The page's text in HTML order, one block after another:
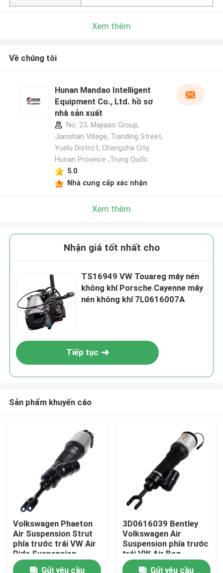
Nhà
Sản phẩm
Video
Xem thêm
Về chúng tôi
Hunan Mandao Intelligent
Equipment Co., Ltd. hồ sơ
nhà sản xuất
No. 23, Majiaao Group,
Jianshan Village, Tianding Street,
Yuelu District, Changsha City,
Hunan Province ,Trung Quốc
5.0
Nhà cung cấp xác nhận
Xem thêm
Nhận giá tốt nhất cho
TS16949 VW Touareg máy nén
không khí Porsche Cayenne máy
nén không khí 7L0616007A
Tiếp tục
Sản phẩm khuyến cáo
Volkswagen Phaeton
Air Suspension Strut
phía trước trái VW Air
Ride Suspension
3D0616039AA
Gửi yêu cầu
3D0616039 Bentley
Volkswagen Air
Suspension phía trước
trái VW Air Bag
Suspension
Gửi yêu cầu